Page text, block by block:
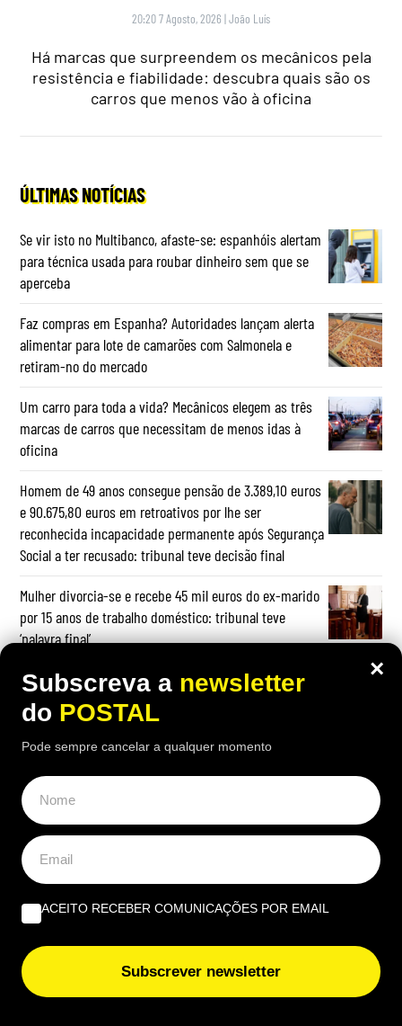
20:20 7 Agosto, 2026 |João Luís
Há marcas que surpreendem os mecânicos pela
resistência e fiabilidade: descubra quais são os
carros que menos vão à oficina
ÚLTIMAS NOTÍCIAS
Se vir isto no Multibanco, afaste-se: espanhóis alertam
para técnica usada para roubar dinheiro sem que se
aperceba
Faz compras em Espanha? Autoridades lançam alerta
alimentar para lote de camarões com Salmonela e
retiram-no do mercado
Um carro para toda a vida? Mecânicos elegem as três
marcas de carros que necessitam de menos idas à
oficina
Homem de 49 anos consegue pensão de 3.389,10 euros
e 90.675,80 euros em retroativos por lhe ser
reconhecida incapacidade permanente após Segurança
Social a ter recusado: tribunal teve decisão final
Mulher divorcia-se e recebe 45 mil euros do ex-marido
por 15 anos de trabalho doméstico: tribunal teve
‘palavra final’
OPINIÃO
Governantes no Algarve: de reino a região transnacional
| Por Virgílio Machado
O que fazer quando tudo arde? Impedir os bombeiros
voluntários de serem precários | Por Cobramor
×
Subscreva a newsletter
do POSTAL
Pode sempre cancelar a qualquer momento
ACEITO RECEBER COMUNICAÇÕES POR EMAIL
Subscrever newsletter